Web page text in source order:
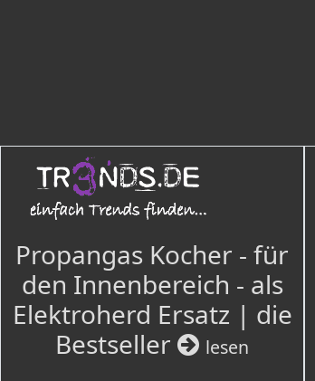
Propangas Kocher - für
den Innenbereich - als
Elektroherd Ersatz | die
Bestseller
lesen